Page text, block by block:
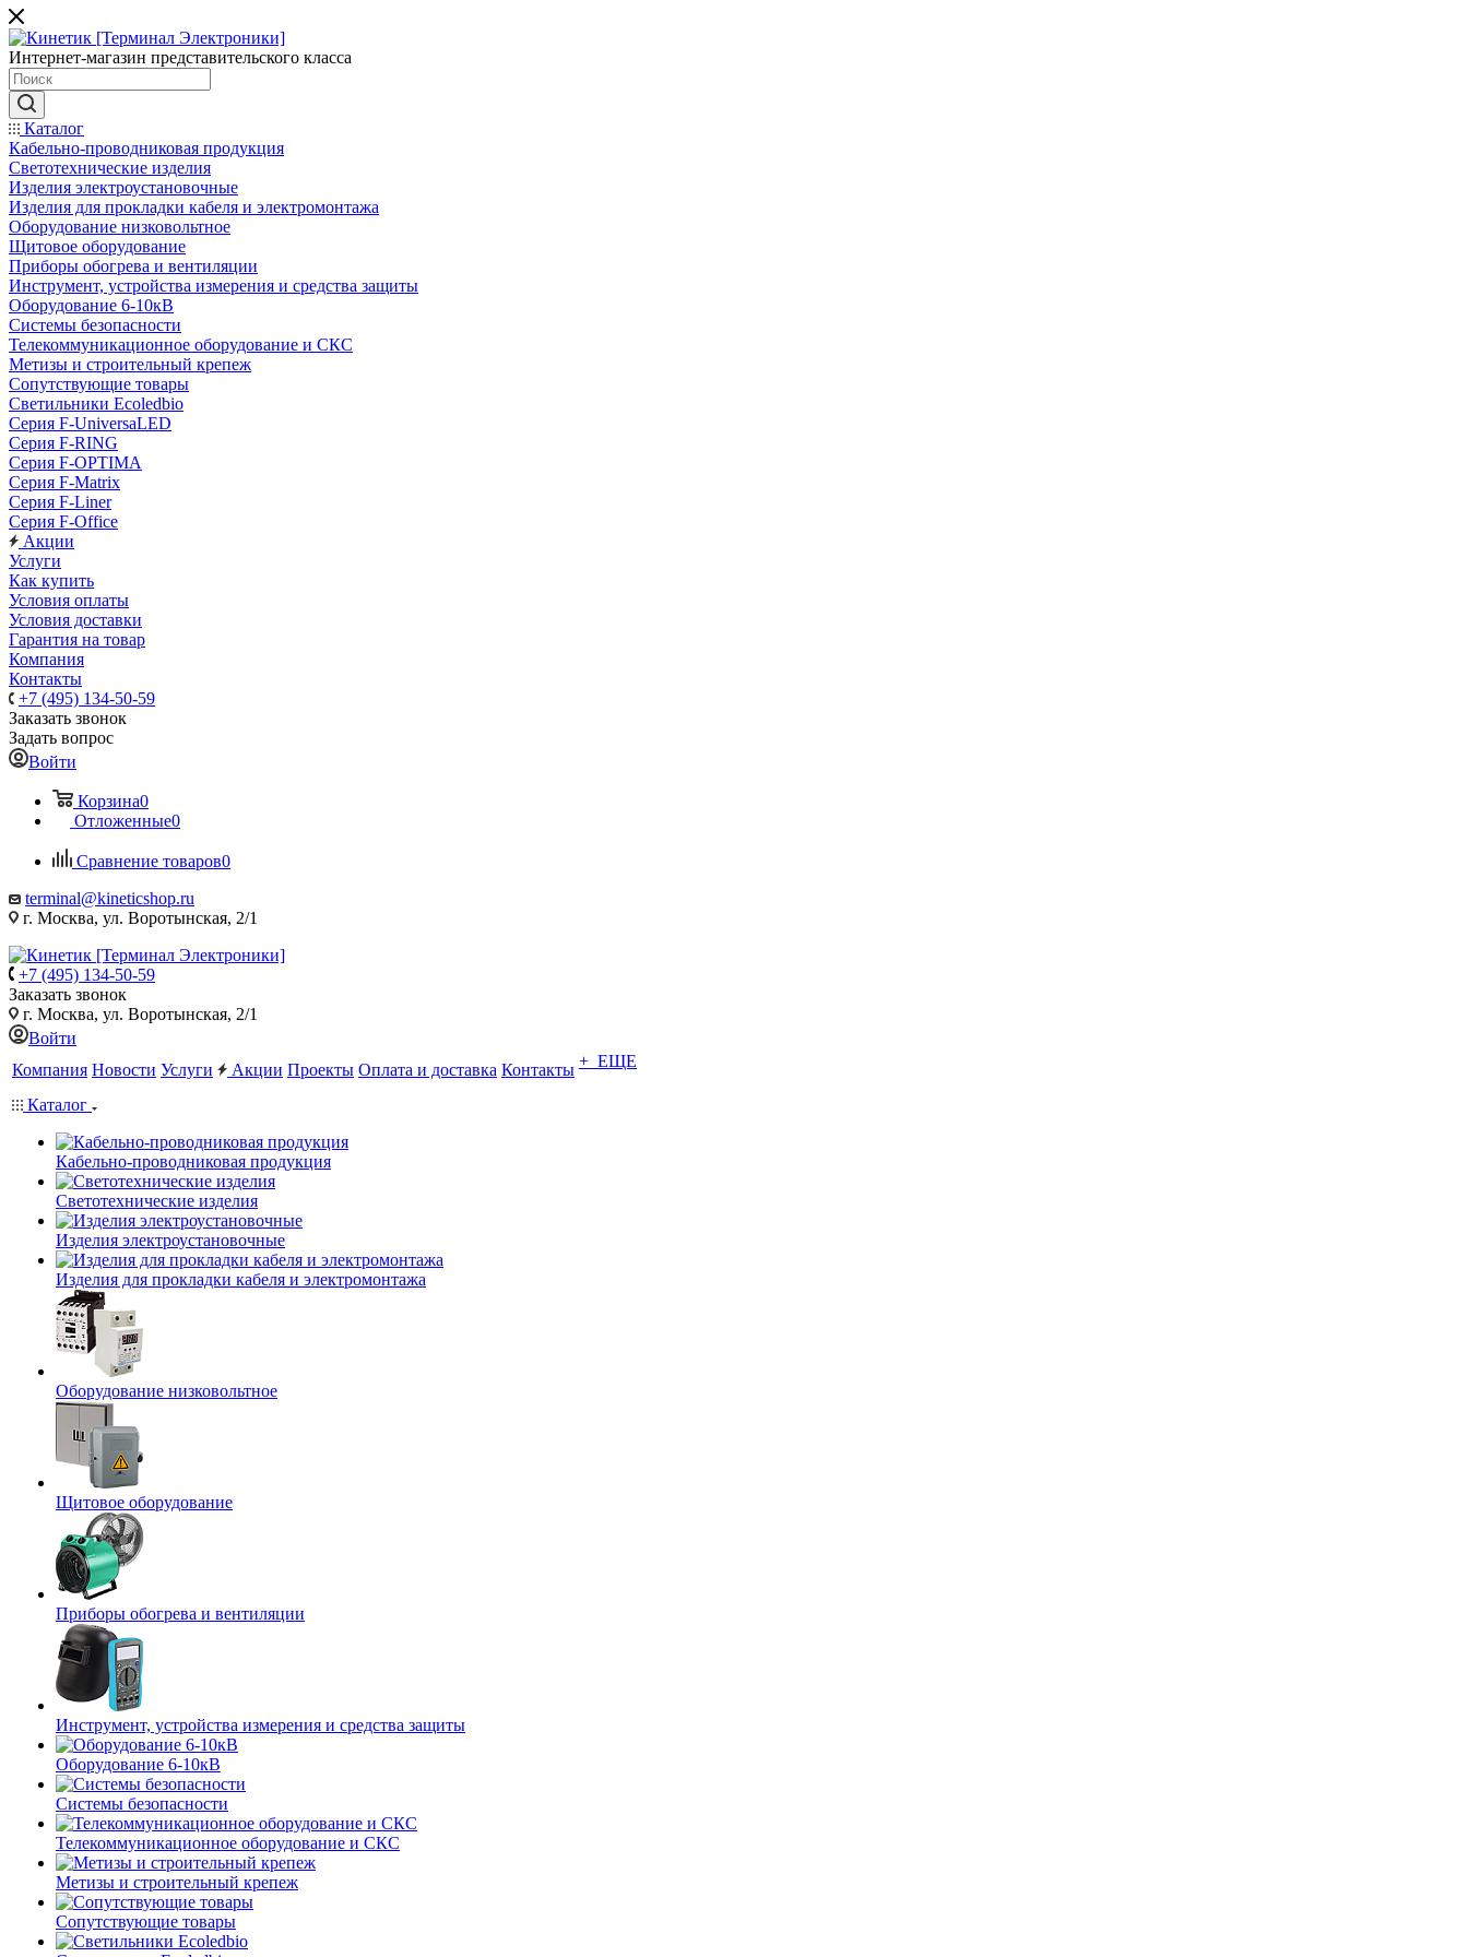
Интернет-магазин представительского класса
Каталог
Кабельно-проводниковая продукция
Светотехнические изделия
Изделия электроустановочные
Изделия для прокладки кабеля и электромонтажа
Оборудование низковольтное
Щитовое оборудование
Приборы обогрева и вентиляции
Инструмент, устройства измерения и средства защиты
Оборудование 6-10кВ
Системы безопасности
Телекоммуникационное оборудование и СКС
Метизы и строительный крепеж
Сопутствующие товары
Светильники Ecoledbio
Серия F-UniversaLED
Серия F-RING
Серия F-OPTIMA
Серия F-Matrix
Серия F-Liner
Серия F-Office
Акции
Услуги
Как купить
Условия оплаты
Условия доставки
Гарантия на товар
Компания
Контакты
+7 (495) 134-50-59
Заказать звонок
Задать вопрос
Войти
Корзина0
Отложенные0
Сравнение товаров0
terminal@kineticshop.ru
г. Москва, ул. Воротынская, 2/1
+7 (495) 134-50-59
Заказать звонок
г. Москва, ул. Воротынская, 2/1
Войти
Компания Новости Услуги Акции Проекты Оплата и доставка Контакты + ЕЩЕ
Каталог
Кабельно-проводниковая продукция
Светотехнические изделия
Изделия электроустановочные
Изделия для прокладки кабеля и электромонтажа
Оборудование низковольтное
Щитовое оборудование
Приборы обогрева и вентиляции
Инструмент, устройства измерения и средства защиты
Оборудование 6-10кВ
Системы безопасности
Телекоммуникационное оборудование и СКС
Метизы и строительный крепеж
Сопутствующие товары